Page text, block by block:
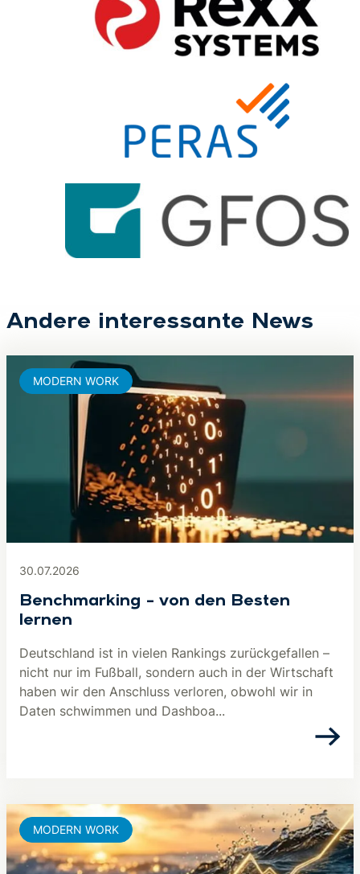
Andere interessante News
30.07.2026
Benchmarking – von den Besten
lernen
Deutschland ist in vielen Rankings zurückgefallen –
nicht nur im Fußball, sondern auch in der Wirtschaft
haben wir den Anschluss verloren, obwohl wir in
Daten schwimmen und Dashboa...
MODERN WORK
MODERN WORK